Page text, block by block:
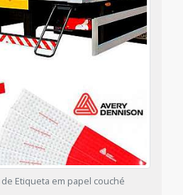
Etiqueta em papel couché